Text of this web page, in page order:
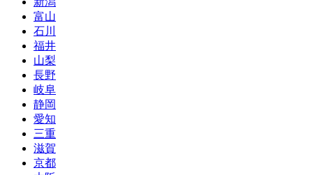
富山
石川
福井
山梨
長野
岐阜
静岡
愛知
三重
滋賀
京都